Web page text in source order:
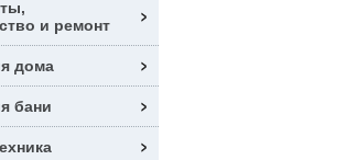
и ремонт
дома
бани